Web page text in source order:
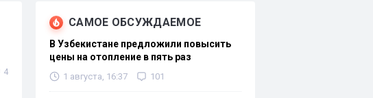
4
САМОЕ ОБСУЖДАЕМОЕ
В Узбекистане предложили повысить
цены на отопление в пять раз
1 августа, 16:37 101